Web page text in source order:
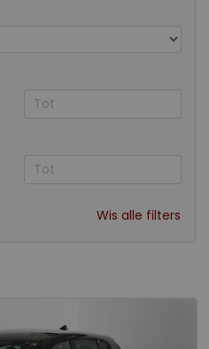
Wis alle filters